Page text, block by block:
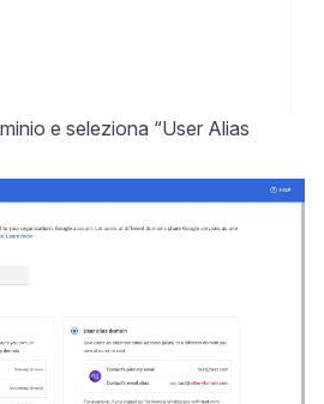
e seleziona “User Alias